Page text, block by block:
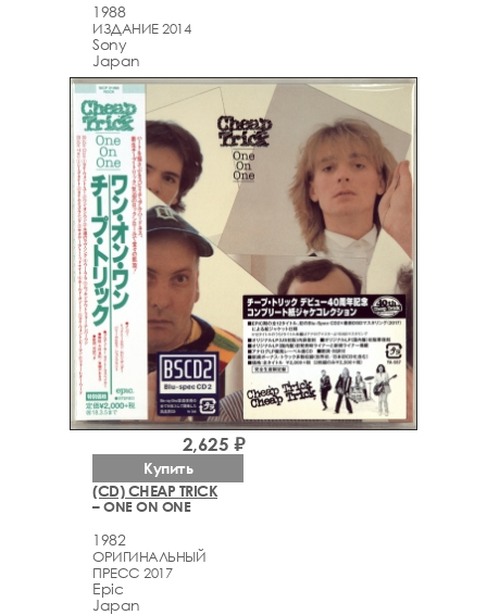
1988
ИЗДАНИЕ 2014
Sony
Japan
(CD) CHEAP TRICK
– ONE ON ONE
1982
ОРИГИНАЛЬНЫЙ
ПРЕСС 2017
Epic
Japan
2,625 ₽
Купить